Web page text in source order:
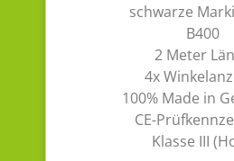
schwarze
B400
2 Meter
4x
100% Made in
CE-
Klasse III